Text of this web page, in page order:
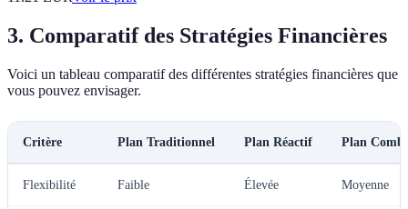
3. Comparatif des Stratégies Financières
Voici un tableau comparatif des différentes stratégies financières que
vous pouvez envisager.
Critère Plan Traditionnel Plan Réactif Plan
Flexibilité Faible Élevée Moyenne